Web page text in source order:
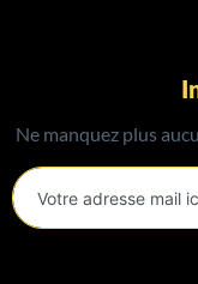
Ne manquez plus